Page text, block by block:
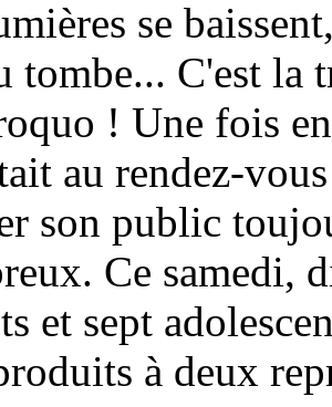
se
tombe... C'est la
! Une fois
au rendez-
son public
Ce samedi,
et sept
à deux